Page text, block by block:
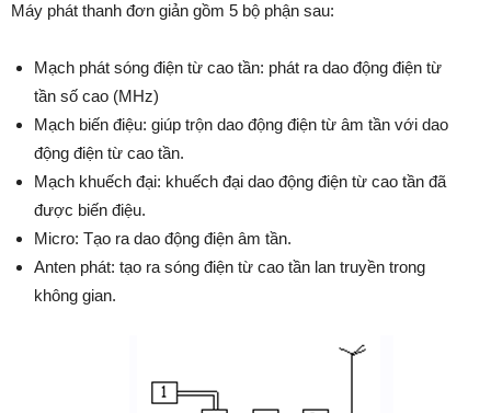
Máy phát thanh đơn giản gồm 5 bộ phận sau:
Mạch phát sóng điện từ cao tần: phát ra dao động điện từ
tần số cao (MHz)
Mạch biến điệu: giúp trộn dao động điện từ âm tần với dao
động điện từ cao tần.
Mạch khuếch đại: khuếch đại dao động điện từ cao tần đã
được biến điệu.
Micro: Tạo ra dao động điện âm tần.
Anten phát: tạo ra sóng điện từ cao tần lan truyền trong
không gian.